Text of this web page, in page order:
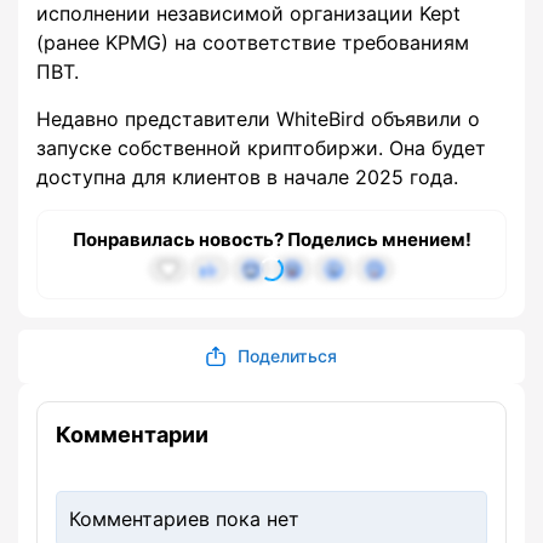
исполнении независимой организации Kept
(ранее KPMG) на соответствие требованиям
ПВТ.
Недавно представители WhiteBird объявили о
запуске собственной криптобиржи. Она будет
доступна для клиентов в начале 2025 года.
Понравилась новость? Поделись мнением!
Поделиться
Комментарии
Комментариев пока нет